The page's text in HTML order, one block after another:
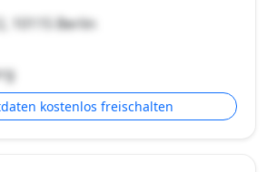
10115 Berlin
kostenlos freischalten